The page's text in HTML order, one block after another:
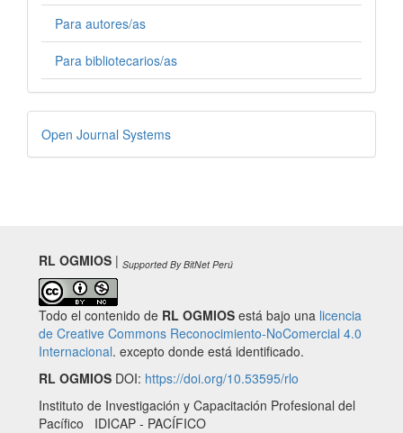
Para autores/as
Para bibliotecarios/as
Desarrollado
por
Open Journal Systems
RL OGMIOS | Supported By BitNet Perú
Todo el contenido de RL OGMIOS está bajo una licencia
de Creative Commons Reconocimiento-NoComercial 4.0
Internacional. excepto donde está identificado.
RL OGMIOS DOI: https://doi.org/10.53595/rlo
Instituto de Investigación y Capacitación Profesional del
Pacífico IDICAP - PACÍFICO